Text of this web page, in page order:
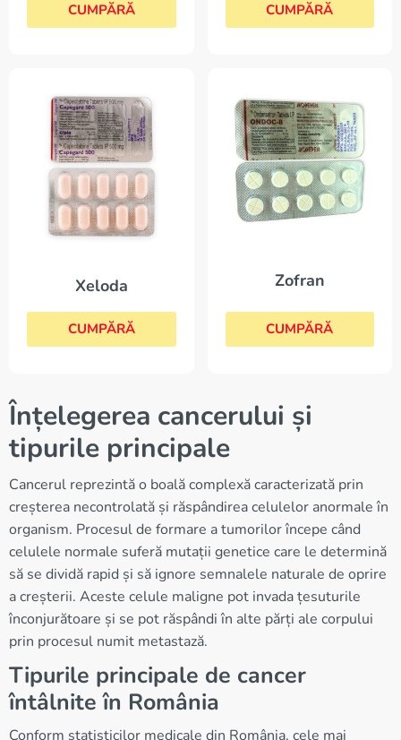
CUMPĂRĂ CUMPĂRĂ
Xeloda
CUMPĂRĂ
Zofran
CUMPĂRĂ
Înțelegerea cancerului și
tipurile principale
Cancerul reprezintă o boală complexă caracterizată prin
creșterea necontrolată și răspândirea celulelor anormale în
organism. Procesul de formare a tumorilor începe când
celulele normale suferă mutații genetice care le determină
să se dividă rapid și să ignore semnalele naturale de oprire
a creșterii. Aceste celule maligne pot invada țesuturile
înconjurătoare și se pot răspândi în alte părți ale corpului
prin procesul numit metastază.
Tipurile principale de cancer
întâlnite în România
Conform statisticilor medicale din România, cele mai